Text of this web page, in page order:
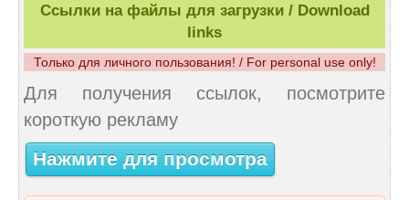
Ссылки на файлы для загрузки / Download
links
Только для личного пользования! / For personal use only!
Для получения ссылок, посмотрите
короткую рекламу
Нажмите для просмотра